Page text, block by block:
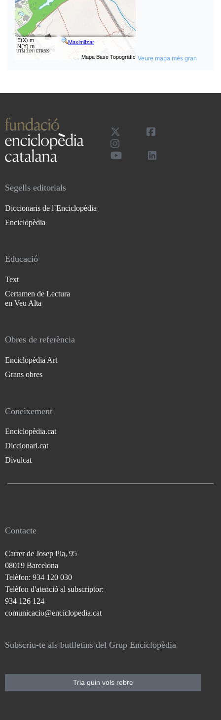
Veure mapa més gran
Segells editorials
Diccionaris de l`Enciclopèdia
Enciclopèdia
Educació
Text
Certamen de Lectura
en Veu Alta
Obres de referència
Enciclopèdia Art
Grans obres
Coneixement
Enciclopèdia.cat
Diccionari.cat
Divulcat
Contacte
Carrer de Josep Pla, 95
08019 Barcelona
Telèfon: 934 120 030
Telèfon d'atenció al subscriptor:
934 126 124
comunicacio@enciclopedia.cat
Subscriu-te als butlletins del Grup Enciclopèdia
Tria quin vols rebre